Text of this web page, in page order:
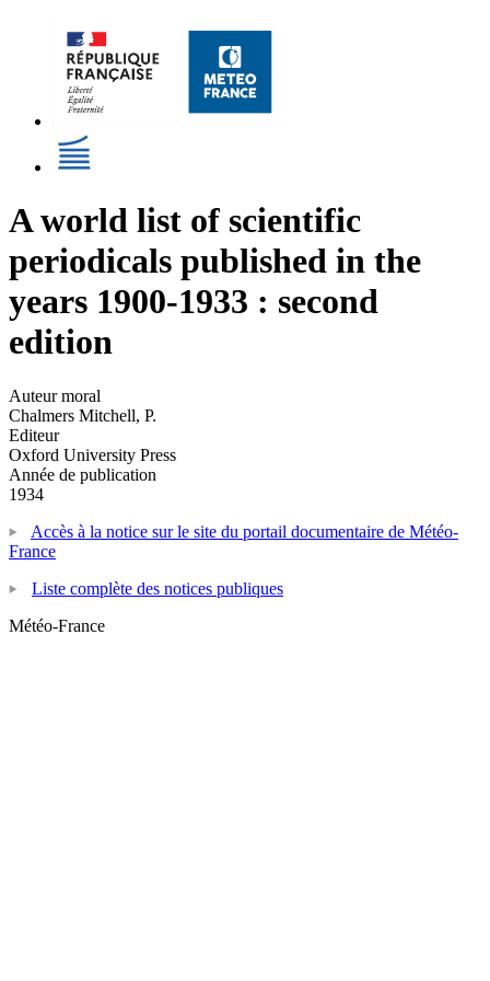
A world list of scientific
periodicals published in the
years 1900-1933 : second
edition
Auteur moral
Chalmers Mitchell, P.
Editeur
Oxford University Press
Année de publication
1934
Accès à la notice sur le site du portail documentaire de Météo-
France
Liste complète des notices publiques
Météo-France